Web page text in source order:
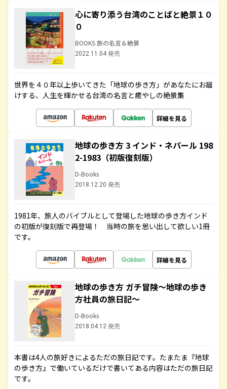
心に寄り添う台湾のことばと絶景１０
０
BOOKS 旅の名言＆絶景
2022.11.04 発売
世界を４０年以上歩いてきた「地球の歩き方」があなたにお届
けする、人生を輝かせる台湾の名言と癒やしの絶景集
詳細を見る
地球の歩き方 3 インド・ネパール 198
2-1983（初版復刻版）
D-Books
2018.12.20 発売
1981年、旅人のバイブルとして登場した地球の歩き方インド
の初版が復刻版で再登場！ 当時の旅を思い出して欲しい1冊
です。
詳細を見る
地球の歩き方 ガチ冒険～地球の歩き
方社員の旅日記～
D-Books
2018.04.12 発売
本書は4人の旅好きによるただの旅日記です。たまたま『地球
の歩き方』で働いているだけで書いてある内容はただの旅日記
です。